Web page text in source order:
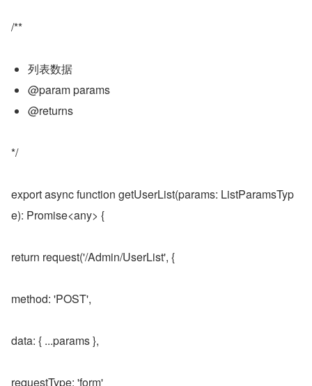
/**
列表数据
@param params
@returns
*/
export async function getUserList(params: ListParamsTyp
e): Promise<any> {
return request('/Admin/UserList', {
method: 'POST',
data: { ...params },
requestType: 'form'